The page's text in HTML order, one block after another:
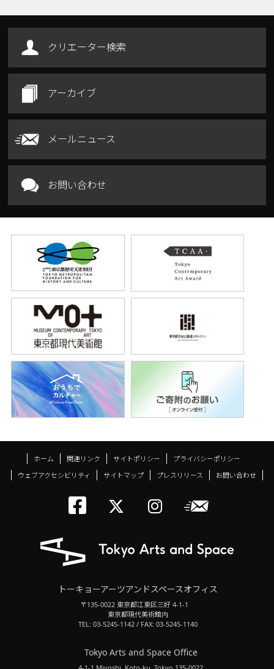
クリエーター検索
アーカイブ
メールニュース
お問い合わせ
ホーム 関連リンク サイトポリシー
プライバシーポリシー
ウェブアクセシビリティ
サイトマップ プレスリリース お問い合わせ
トーキョーアーツ
メールニ
トーキョーアーツアンドスペースオフィス
〒135-0022 東京都江東区三好 4-1-1
東京都現代美術館内
TEL: 03-5245-1142 / FAX: 03-5245-1140
Tokyo Arts and Space Office